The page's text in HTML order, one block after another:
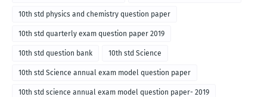
10th std physics and chemistry question paper
10th std quarterly exam question paper 2019
10th std question bank 10th std Science
10th std Science annual exam model question paper
10th std science annual exam model question paper- 2019